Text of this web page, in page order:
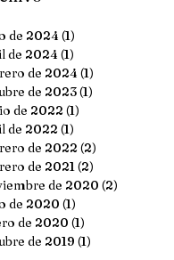
de 2024 (1)
de 2024 (1)
de 2024 (1)
de 2023(1)
de 2022(1)
de 2022(1)
de 2022(2)
de 2021(2)
de 2020 (2)
de 2020 (1)
de 2020 (1)
de 2019 (1)